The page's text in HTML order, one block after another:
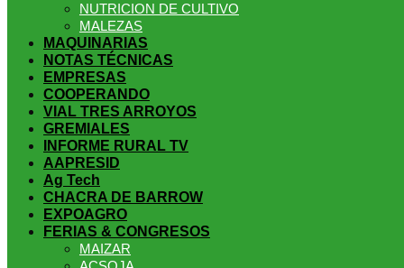
NUTRICION DE CULTIVO
MALEZAS
MAQUINARIAS
NOTAS TÉCNICAS
EMPRESAS
COOPERANDO
VIAL TRES ARROYOS
GREMIALES
INFORME RURAL TV
AAPRESID
Ag Tech
CHACRA DE BARROW
EXPOAGRO
FERIAS & CONGRESOS
MAIZAR